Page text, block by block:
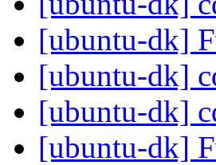
[ubuntu-dk]
[ubuntu-dk]
[ubuntu-dk]
[ubuntu-dk]